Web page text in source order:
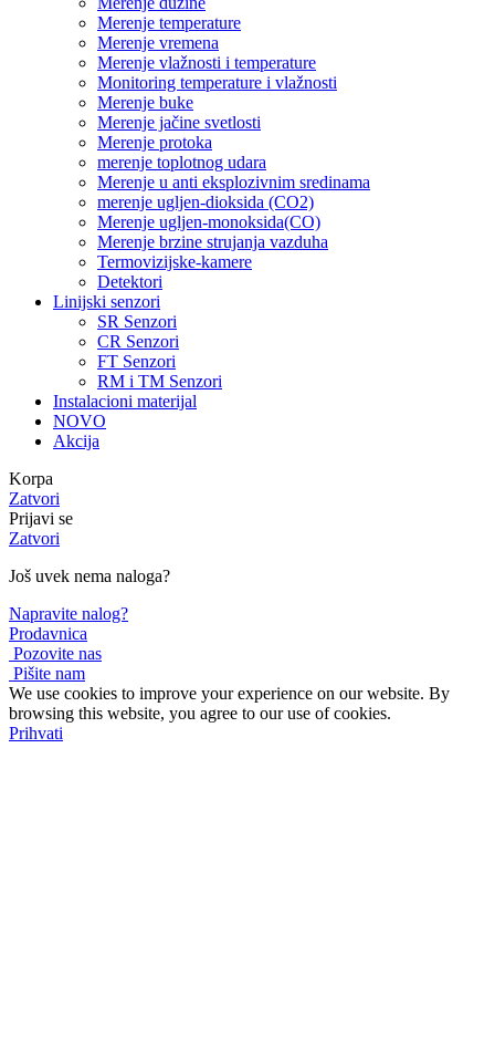
Merenje temperature
Merenje vremena
Merenje vlažnosti i temperature
Monitoring temperature i vlažnosti
Merenje buke
Merenje jačine svetlosti
Merenje protoka
merenje toplotnog udara
Merenje u anti eksplozivnim sredinama
merenje ugljen-dioksida (CO2)
Merenje ugljen-monoksida(CO)
Merenje brzine strujanja vazduha
Termovizijske-kamere
Detektori
Linijski senzori
SR Senzori
CR Senzori
FT Senzori
RM i TM Senzori
Instalacioni materijal
NOVO
Akcija
Korpa
Zatvori
Prijavi se
Zatvori
Još uvek nema naloga?
Napravite nalog?
Prodavnica
Pozovite nas
Pišite nam
We use cookies to improve your experience on our website. By
browsing this website, you agree to our use of cookies.
Prihvati